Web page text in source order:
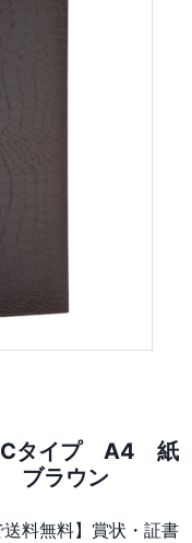
Cタイプ A4 紙
ブラウン
料無料】賞状・証書